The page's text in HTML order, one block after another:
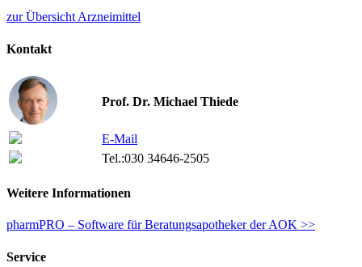
zur Übersicht Arzneimittel
Kontakt
Prof. Dr. Michael Thiede
E-Mail
Tel.:030 34646-2505
Weitere Informationen
pharmPRO – Software für Beratungsapotheker der AOK >>
Service